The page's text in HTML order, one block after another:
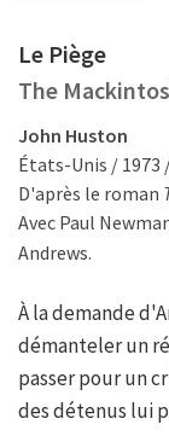
Le Piège
The
John Huston
États-Unis / 1973
D'après le roman
Avec Paul
Andrews.
À la demande
démanteler un
passer pour un
des détenus lui